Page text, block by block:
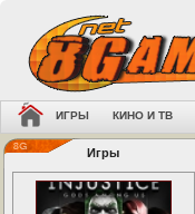
ИГРЫ КИНО И ТВ
Игры